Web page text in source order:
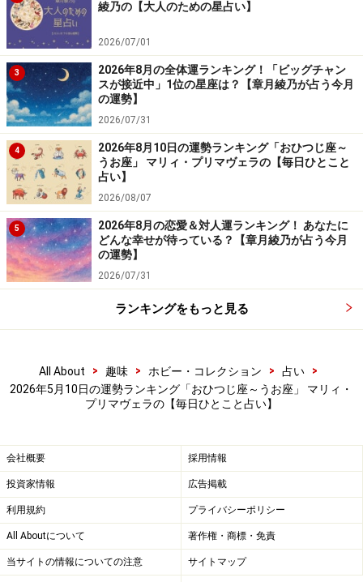
6位：いて座／射手座（11月23日～12月21
日生まれ）
友人と電話で連絡を取り合って。いい情報をゲットでき
そう。
＞【12星座別】今月の全体運1位の星座は？
5位：おとめ座／乙女座（8月23日～9月22
掃除にツキあり。部屋の隅や引き出しを集中的にキレイ
にすれば爽快に！
＞【12星座別】今月の全体運1位の星座は？
綾乃の【大人のための星占い】
2026/07/01
3
2026年8月の全体運ランキング！「ビッグチャン
スが接近中」1位の星座は？【章月綾乃が占う今月
の運勢】
2026/07/31
4
2026年8月10日の運勢ランキング「おひつじ座～
うお座」 マリィ・プリマヴェラの【毎日ひとこと
占い】
2026/08/07
5
2026年8月の恋愛＆対人運ランキング！ あなたに
どんな幸せが待っている？【章月綾乃が占う今月
の運勢】
2026/07/31
ランキングをもっと見る
All About > 趣味 > ホビー・コレクション > 占い
>
2026年5月10日の運勢ランキング「おひつじ座～うお座」 マリィ・
プリマヴェラの【毎日ひとこと占い】
会社概要 採用情報
投資家情報 広告掲載
利用規約 プライバシーポリシー
All Aboutについて 著作権・商標・免責
当サイトの情報についての注意 サイトマップ